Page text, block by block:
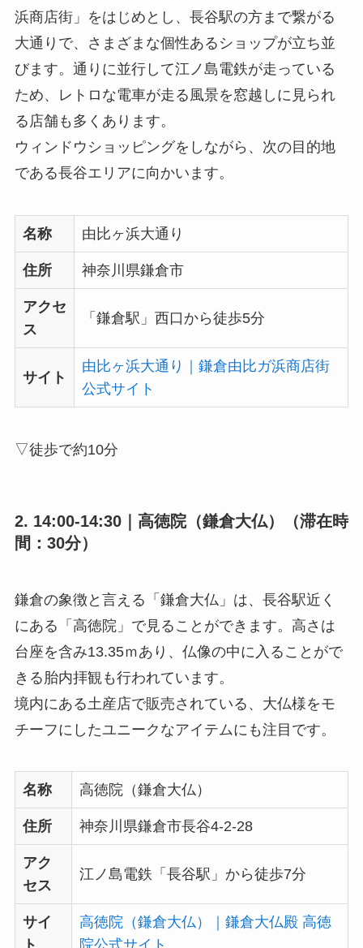
浜商店街」をはじめとし、長谷駅の方まで繋がる
大通りで、さまざまな個性あるショップが立ち並
びます。通りに並行して江ノ島電鉄が走っている
ため、レトロな電車が走る風景を窓越しに見られ
る店舗も多くあります。
ウィンドウショッピングをしながら、次の目的地
である長谷エリアに向かいます。
名称 由比ヶ浜大通り
住所 神奈川県鎌倉市
アクセ
ス
「鎌倉駅」西口から徒歩5分
サイト
由比ヶ浜大通り｜鎌倉由比ガ浜商店街
公式サイト
▽徒歩で約10分
2. 14:00-14:30｜高徳院（鎌倉大仏）（滞在時
間：30分）
鎌倉の象徴と言える「鎌倉大仏」は、長谷駅近く
にある「高徳院」で見ることができます。高さは
台座を含み13.35ｍあり、仏像の中に入ることがで
きる胎内拝観も行われています。
境内にある土産店で販売されている、大仏様をモ
チーフにしたユニークなアイテムにも注目です。
名称 高徳院（鎌倉大仏）
住所 神奈川県鎌倉市長谷4-2-28
アク
セス
江ノ島電鉄「長谷駅」から徒歩7分
サイ
高徳院（鎌倉大仏）｜鎌倉大仏殿 高徳